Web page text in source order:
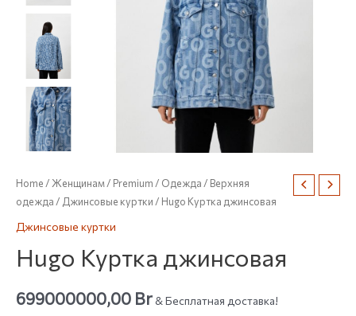
Home/Женщинам/ Premium/ Одежда/ Верхняя
одежда/ Джинсовые куртки/ Hugo Куртка джинсовая
Джинсовые куртки
Hugo Куртка джинсовая
699000000,00 Br& Бесплатная доставка!